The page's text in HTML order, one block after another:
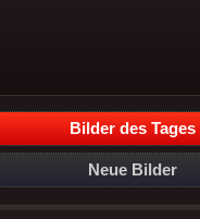
Bilder des Tages
Neue Bilder